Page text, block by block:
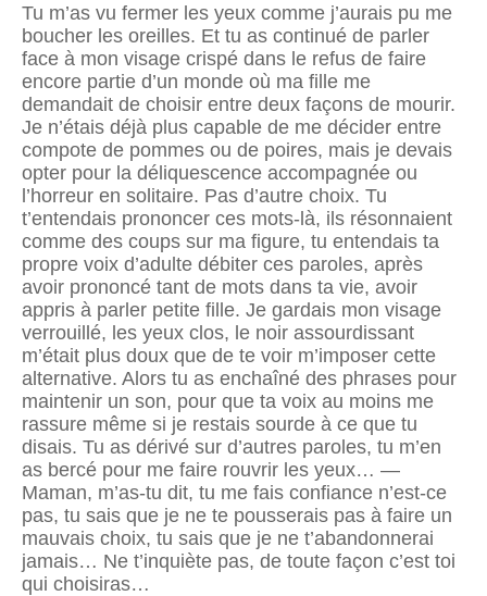
Tu m’as vu fermer les yeux comme j’aurais pu me
boucher les oreilles. Et tu as continué de parler
face à mon visage crispé dans le refus de faire
encore partie d’un monde où ma fille me
demandait de choisir entre deux façons de mourir.
Je n’étais déjà plus capable de me décider entre
compote de pommes ou de poires, mais je devais
opter pour la déliquescence accompagnée ou
l’horreur en solitaire. Pas d’autre choix. Tu
t’entendais prononcer ces mots-là, ils résonnaient
comme des coups sur ma figure, tu entendais ta
propre voix d’adulte débiter ces paroles, après
avoir prononcé tant de mots dans ta vie, avoir
appris à parler petite fille. Je gardais mon visage
verrouillé, les yeux clos, le noir assourdissant
m’était plus doux que de te voir m’imposer cette
alternative. Alors tu as enchaîné des phrases pour
maintenir un son, pour que ta voix au moins me
rassure même si je restais sourde à ce que tu
disais. Tu as dérivé sur d’autres paroles, tu m’en
as bercé pour me faire rouvrir les yeux… —
Maman, m’as-tu dit, tu me fais confiance n’est-ce
pas, tu sais que je ne te pousserais pas à faire un
mauvais choix, tu sais que je ne t’abandonnerai
jamais… Ne t’inquiète pas, de toute façon c’est toi
qui choisiras…